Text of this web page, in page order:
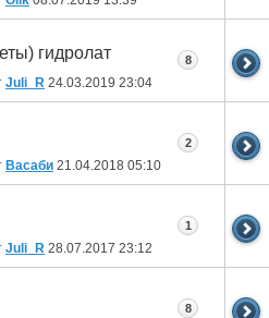
гидролат
Juli_R 24.03.2019 23:04
8
Васаби 21.04.2018 05:10
2
Juli_R 28.07.2017 23:12
1
8